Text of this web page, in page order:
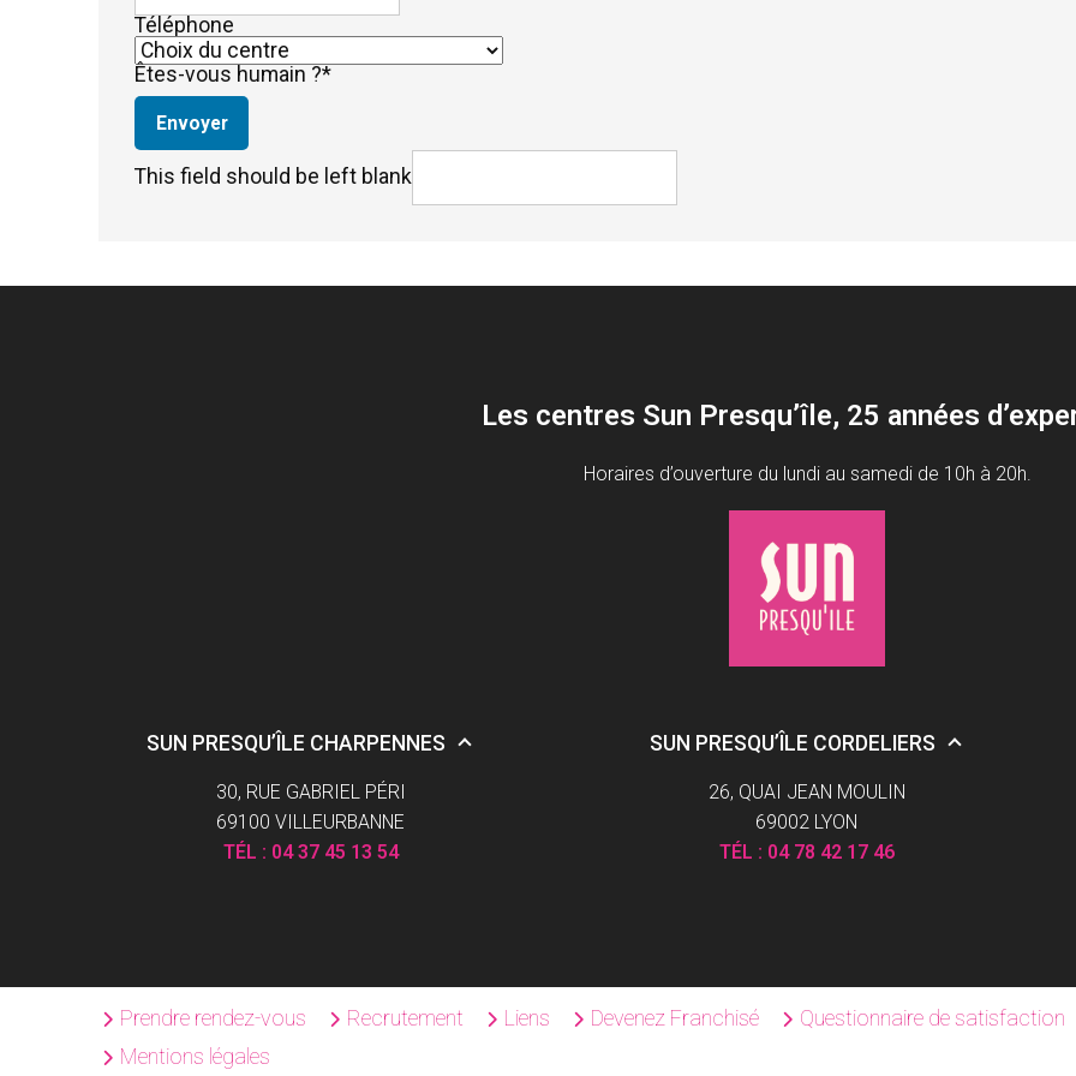
Téléphone
Êtes-vous humain ?*
Envoyer
This field should be left blank
Les centres Sun Presqu’île, 25 années
Horaires d’ouverture du lundi au samedi de 10h à 20h.
SUN PRESQU’ÎLE CHARPENNES
30, RUE GABRIEL PÉRI
69100 VILLEURBANNE
TÉL : 04 37 45 13 54
SUN PRESQU’ÎLE CORDELIERS
26, QUAI JEAN MOULIN
69002 LYON
TÉL : 04 78 42 17 46
Prendre rendez-vous Recrutement Liens Devenez Franchisé
Questionnaire de satisfaction
Mentions légales